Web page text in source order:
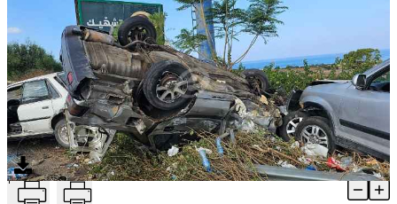
ثقافة ومجتمع
منوعات
ابحث
حادث سير مروّع على طريق صيدا - الزهراني T